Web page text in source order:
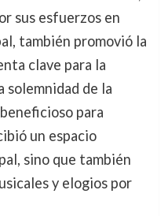
sus esfuerzos en
también promovió la
clave para la
solemnidad de la
para
un espacio
sino que también
y elogios por